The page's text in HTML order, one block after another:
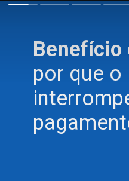
Benefício
por que o